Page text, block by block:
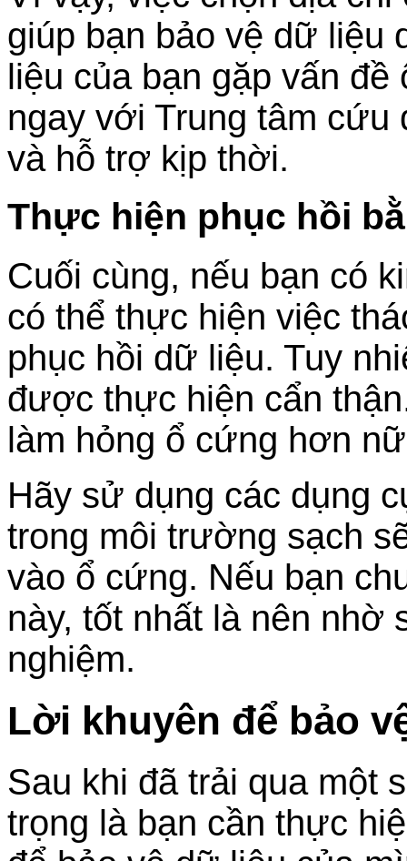
giúp bạn bảo vệ dữ liệu
liệu của bạn gặp vấn
ngay với Trung tâm
và hỗ trợ kịp thời.
Thực hiện phục hồi
Cuối cùng, nếu bạn có
có thể thực hiện việc
phục hồi dữ liệu. Tuy
được thực hiện cẩn
làm hỏng ổ cứng hơn
Hãy sử dụng các dụng
trong môi trường sạch
vào ổ cứng. Nếu bạn
này, tốt nhất là nên
nghiệm.
Lời khuyên để bảo
Sau khi đã trải qua một
trọng là bạn cần thực